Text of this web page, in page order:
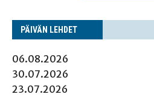
PÄI­VÄN LEHDET
06.08.2026
30.07.2026
23.07.2026